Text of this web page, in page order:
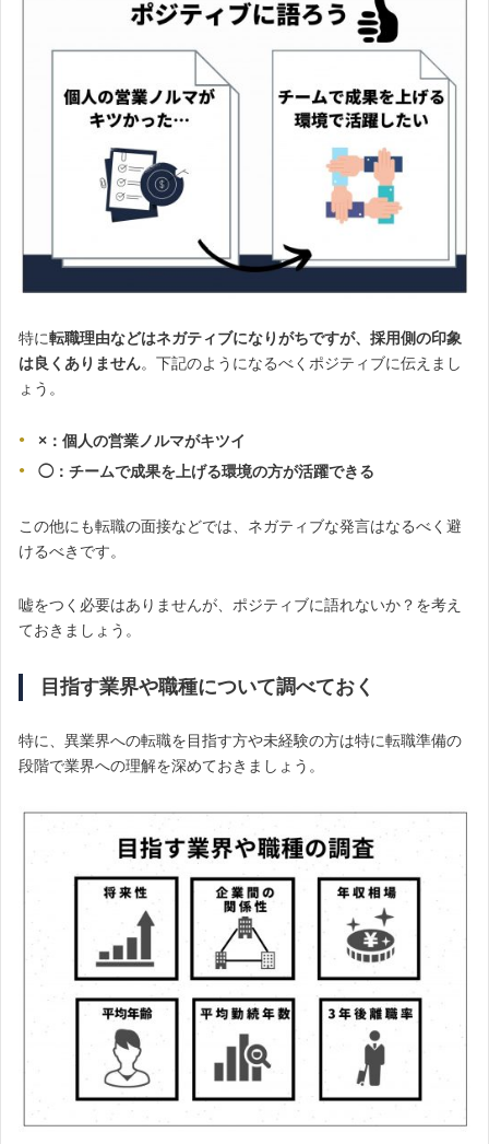
特に転職理由などはネガティブになりがちですが、採用側の印象
は良くありません。下記のようになるべくポジティブに伝えまし
ょう。
×：個人の営業ノルマがキツイ
◯：チームで成果を上げる環境の方が活躍できる
この他にも転職の面接などでは、ネガティブな発言はなるべく避
けるべきです。
嘘をつく必要はありませんが、ポジティブに語れないか？を考え
ておきましょう。
目指す業界や職種について調べておく
特に、異業界への転職を目指す方や未経験の方は特に転職準備の
段階で業界への理解を深めておきましょう。